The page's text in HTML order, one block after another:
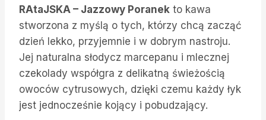
RAtaJSKA – Jazzowy Poranek to kawa
stworzona z myślą o tych, którzy chcą zacząć
dzień lekko, przyjemnie i w dobrym nastroju.
Jej naturalna słodycz marcepanu i mlecznej
czekolady współgra z delikatną świeżością
owoców cytrusowych, dzięki czemu każdy łyk
jest jednocześnie kojący i pobudzający.